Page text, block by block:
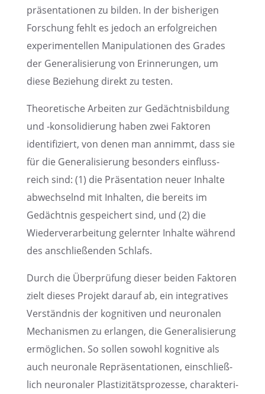
prä­sen­ta­tio­nen zu bilden. In der bishe­ri­gen
Forschung fehlt es jedoch an erfolg­rei­chen
experi­men­tel­len Manipu­la­tio­nen des Grades
der Genera­li­sie­rung von Erinne­run­gen, um
diese Bezie­hung direkt zu testen.
Theore­ti­sche Arbei­ten zur Gedächt­nis­bil­dung
und ‑konso­li­die­rung haben zwei Fakto­ren
identi­fi­ziert, von denen man annimmt, dass sie
für die Genera­li­sie­rung beson­ders einfluss­
reich sind: (1) die Präsen­ta­tion neuer Inhalte
abwech­selnd mit Inhal­ten, die bereits im
Gedächt­nis gespei­chert sind, und (2) die
Wieder­ver­ar­bei­tung gelern­ter Inhalte während
des anschlie­ßen­den Schlafs.
Durch die Überprü­fung dieser beiden Fakto­ren
zielt dieses Projekt darauf ab, ein integra­ti­ves
Verständ­nis der kogni­ti­ven und neuro­na­len
Mecha­nis­men zu erlan­gen, die Genera­li­sie­rung
ermög­li­chen. So sollen sowohl kogni­tive als
auch neuro­nale Reprä­sen­ta­tio­nen, einschließ­
lich neuro­na­ler Plasti­zi­täts­pro­zesse, charak­te­ri­